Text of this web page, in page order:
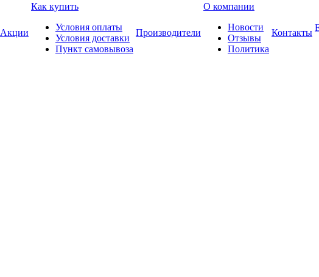
Акции
Как купить
Условия оплаты
Условия доставки
Пункт самовывоза
Производители
О компании
Новости
Отзывы
Политика
Контакты